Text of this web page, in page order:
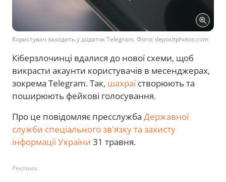
Користувач заходить у додаток Telegram. Фото: depositphotos.com
Кіберзлочинці вдалися до нової схеми, щоб
викрасти акаунти користувачів в месенджерах,
зокрема Telegram. Так, шахраїстворюють та
поширюють фейкові голосування.
Про це повідомляє пресслужба Державної
служби спеціального зв'язку та захисту
інформації України 31 травня.
Реклама